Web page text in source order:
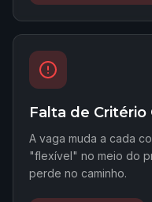
Falta de Critério
A vaga muda a cada
"flexível" no meio do
perde no caminho.